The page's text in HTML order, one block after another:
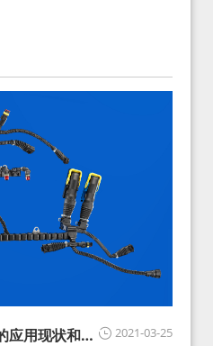
2021-03-25
应用现状和展